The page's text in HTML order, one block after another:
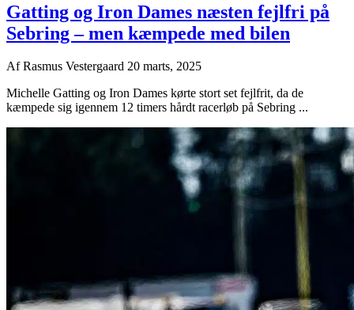
Gatting og Iron Dames næsten fejlfri på
Sebring – men kæmpede med bilen
AfRasmus Vestergaard 20 marts, 2025
Michelle Gatting og Iron Dames kørte stort set fejlfrit, da de
kæmpede sig igennem 12 timers hårdt racerløb på Sebring ...